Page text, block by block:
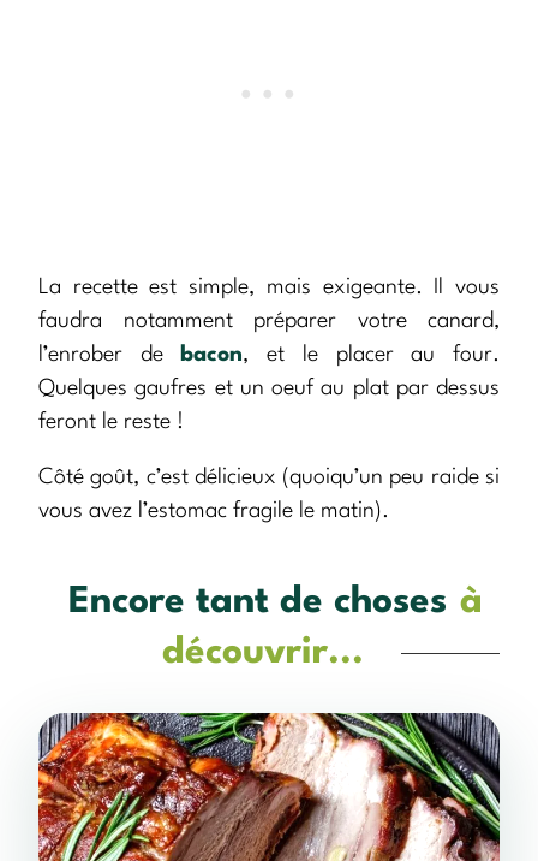
La recette est simple, mais exigeante. Il vous
faudra notamment préparer votre canard,
l’enrober de
bacon, et le placer au four.
Quelques gaufres et un oeuf au plat par dessus
feront le reste !
Côté goût, c’est délicieux (quoiqu’un peu raide si
vous avez l’estomac fragile le matin).
Encore tant de choses à
découvrir...